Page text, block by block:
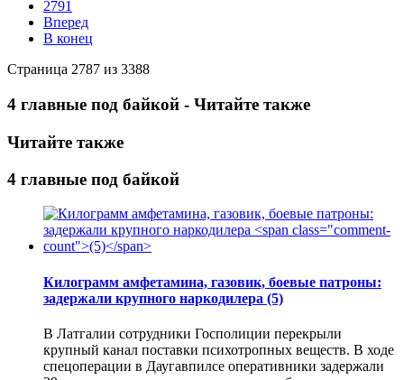
2791
Вперед
В конец
Страница 2787 из 3388
4 главные под байкой - Читайте также
Читайте также
4 главные под байкой
Килограмм амфетамина, газовик, боевые патроны:
задержали крупного наркодилера (5)
В Латгалии сотрудники Госполиции перекрыли
крупный канал поставки психотропных веществ. В ходе
спецоперации в Даугавпилсе оперативники задержали